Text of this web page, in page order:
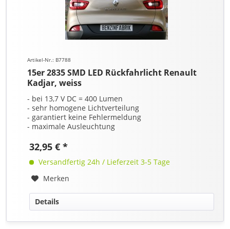
Artikel-Nr.: B7788
15er 2835 SMD LED Rückfahrlicht Renault
Kadjar, weiss
- bei 13,7 V DC = 400 Lumen
- sehr homogene Lichtverteilung
- garantiert keine Fehlermeldung
- maximale Ausleuchtung
32,95 € *
Versandfertig 24h / Lieferzeit 3-5 Tage
Merken
Details